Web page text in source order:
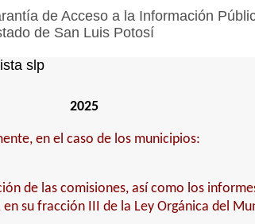
de Acceso a la Información
de San Luis Potosí
slp
2025
en el caso de los municipios:
de las comisiones, así como los
su fracción III de la Ley Orgánica del